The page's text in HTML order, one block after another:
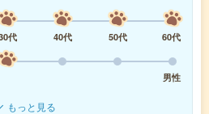
代 40代 50代
60代
男性
もっと見る